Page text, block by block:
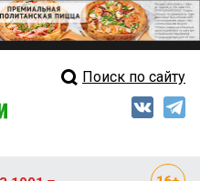
Свежий выпускПоиск по сайту